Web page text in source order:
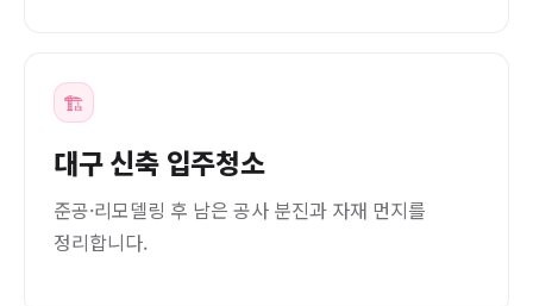
🏗️
대구 신축 입주청소
준공·리모델링 후 남은 공사 분진과 자재 먼지를
정리합니다.